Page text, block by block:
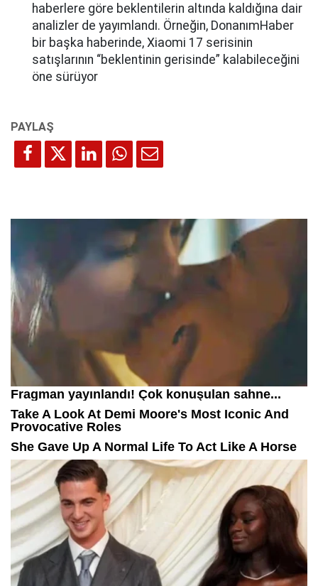
haberlere göre beklentilerin altında kaldığına dair
analizler de yayımlandı. Örneğin, DonanımHaber
bir başka haberinde, Xiaomi 17 serisinin
satışlarının “beklentinin gerisinde” kalabileceğini
öne sürüyor